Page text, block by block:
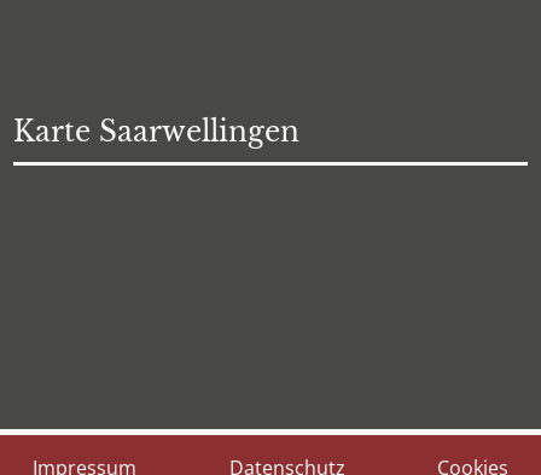
Karte Saarwellingen
Impressum Datenschutz Cookies